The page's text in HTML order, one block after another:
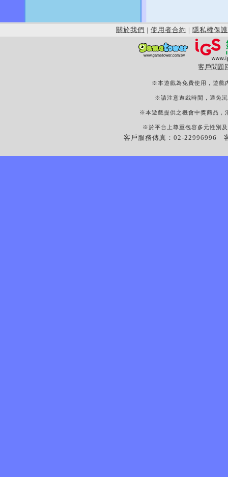
關於我們 | 使用者合約 | 隱私權保護
客戶問題
※本遊戲為免費使用，遊戲
※請注意遊戲時間，避免
※本遊戲提供之機會中獎商品，
※於平台上尊重包容多元性別
客戶服務傳真：02-22996996